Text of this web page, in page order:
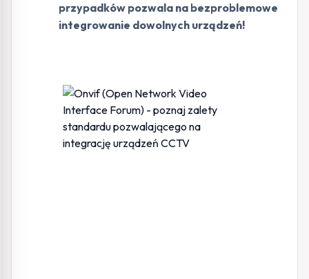
przypadków pozwala na bezproblemowe
integrowanie dowolnych urządzeń!